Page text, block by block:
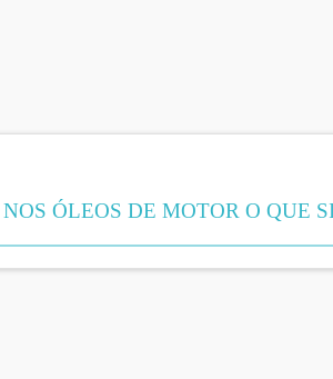
NOS ÓLEOS DE MOTOR O QUE